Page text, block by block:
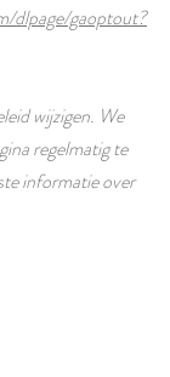
dlpage/gaoptout?
wijzigen. We
regelmatig te
informatie over